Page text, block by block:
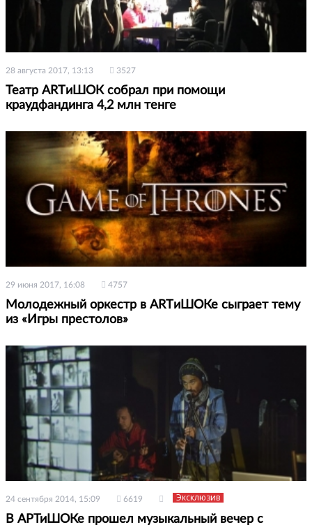
28 августа 2017, 13:13 3527
Театр ARTиШОК собрал при помощи
краудфандинга 4,2 млн тенге
29 июня 2017, 16:08 4757
Молодежный оркестр в ARTиШОКе сыграет тему
из «Игры престолов»
24 сентября 2014, 15:09 6619 Эксклюзив
В АРТиШОКе прошел музыкальный вечер с